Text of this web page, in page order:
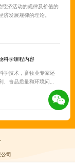
济活动的规律及价值的
发展规律的理论。
科学课程内容
学技术，畜牧业专家还
、食品质量和环境问
生物技术的进步，以确
产品的竞争性市场。
司